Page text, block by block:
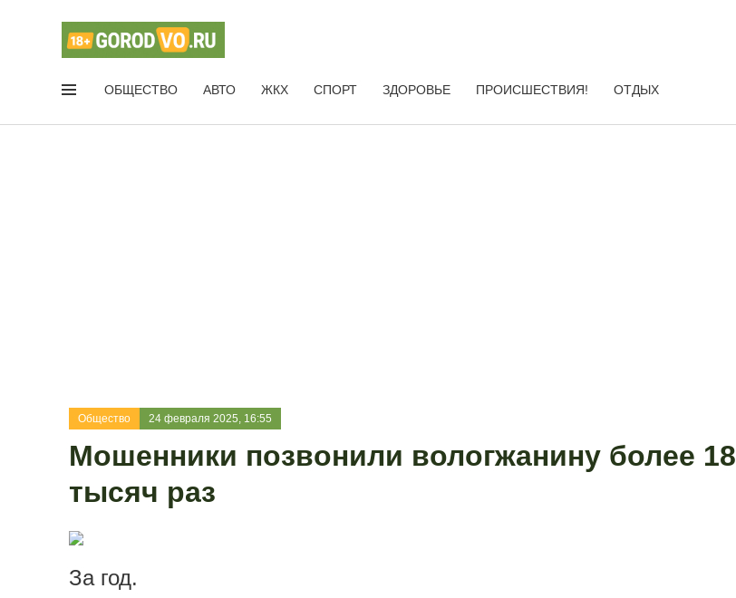
ОБЩЕСТВО АВТО ЖКХ СПОРТ ЗДОРОВЬЕ ПРОИСШЕСТВИЯ! ОТДЫХ
Общество 24 февраля 2025, 16:55
Мошенники позвонили вологжанину более 18
тысяч раз
За год.